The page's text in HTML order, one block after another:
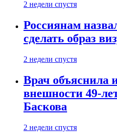
2 недели спустя
Россиянам
сделать образ
2 недели спустя
Врач объяснила
внешности 49-
Баскова
2 недели спустя